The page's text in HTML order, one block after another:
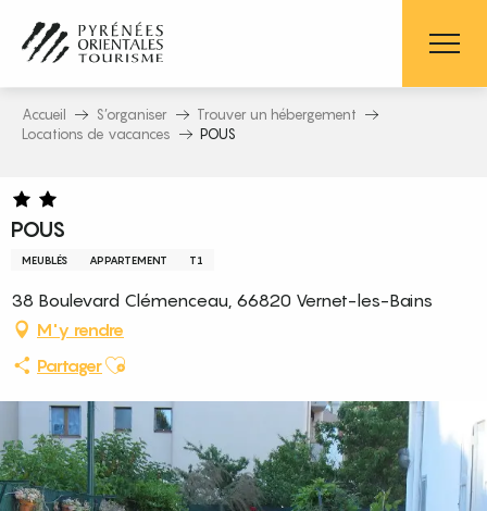
contenu
principal
Accueil S’organiser
Trouver un hébergement
Locations de vacances
POUS
POUS
MEUBLÉS APPARTEMENT T1
38 Boulevard Clémenceau, 66820 Vernet-les-Bains
M'y rendre
PartagerAjouter aux favoris